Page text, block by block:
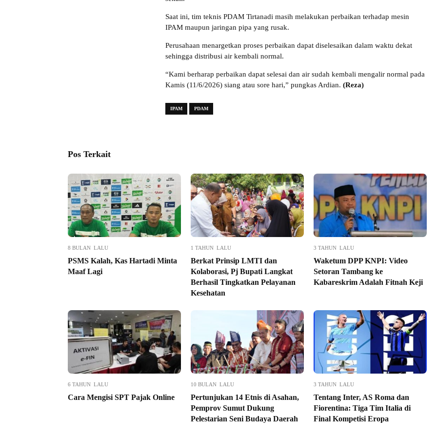
Saat ini, tim teknis PDAM Tirtanadi masih melakukan perbaikan terhadap mesin
IPAM maupun jaringan pipa yang rusak.
Perusahaan menargetkan proses perbaikan dapat diselesaikan dalam waktu dekat
sehingga distribusi air kembali normal.
“Kami berharap perbaikan dapat selesai dan air sudah kembali mengalir normal pada
Kamis (11/6/2026) siang atau sore hari,” pungkas Ardian. (Reza)
IPAM PDAM
Pos Terkait
8 BULAN LALU
PSMS Kalah, Kas Hartadi Minta
Maaf Lagi
1 TAHUN LALU
Berkat Prinsip LMTI dan
Kolaborasi, Pj Bupati Langkat
Berhasil Tingkatkan Pelayanan
Kesehatan
3 TAHUN LALU
Waketum DPP KNPI: Video
Setoran Tambang ke
Kabareskrim Adalah Fitnah Keji
6 TAHUN LALU
Cara Mengisi SPT Pajak Online
10 BULAN LALU
Pertunjukan 14 Etnis di Asahan,
Pemprov Sumut Dukung
Pelestarian Seni Budaya Daerah
3 TAHUN LALU
Tentang Inter, AS Roma dan
Fiorentina: Tiga Tim Italia di
Final Kompetisi Eropa